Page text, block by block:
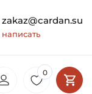
zakaz@cardan.su
написать
0